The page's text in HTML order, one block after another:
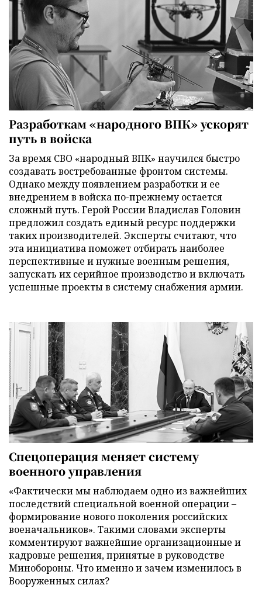
Разработкам «народного ВПК» ускорят
путь в войска
За время СВО «народный ВПК» научился быстро
создавать востребованные фронтом системы.
Однако между появлением разработки и ее
внедрением в войска по-прежнему остается
сложный путь. Герой России Владислав Головин
предложил создать единый ресурс поддержки
таких производителей. Эксперты считают, что
эта инициатива поможет отбирать наиболее
перспективные и нужные военным решения,
запускать их серийное производство и включать
успешные проекты в систему снабжения армии.
Спецоперация меняет систему
военного управления
«Фактически мы наблюдаем одно из важнейших
последствий специальной военной операции –
формирование нового поколения российских
военачальников». Такими словами эксперты
комментируют важнейшие организационные и
кадровые решения, принятые в руководстве
Минобороны. Что именно и зачем изменилось в
Вооруженных силах?